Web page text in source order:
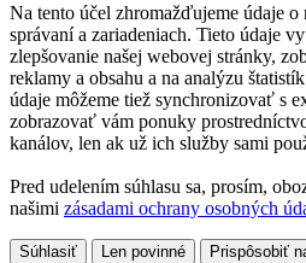
Na tento účel zhromažďujeme údaje
správaní a zariadeniach. Tieto údaje
zlepšovanie našej webovej stránky,
reklamy a obsahu a na analýzu
údaje môžeme tiež synchronizovať s
zobrazovať vám ponuky
kanálov, len ak už ich služby sami
Pred udelením súhlasu sa, prosím,
našimi zásadami ochrany osobných
Súhlasiť Len povinné Prispôsobiť